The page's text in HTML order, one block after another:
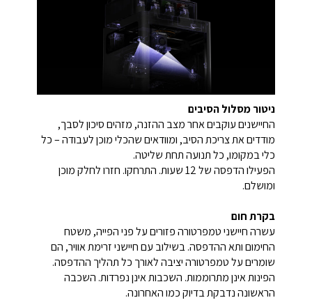
ניטור מסלול הסיבים
החיישנים עוקבים אחר מצב ההזנה, מזהים סיכון לסבך,
מודדים את צריכת הסיב, ומוודאים שהכלי מוכן לעבודה – כל
כלי במקומו, כל תנועה תחת שליטה.
הפעילו הדפסה של 12 שעות. התרחקו. חזרו לחלק מוכן
ומושלם.
בקרת חום
עשרה חיישני טמפרטורה פזורים על פני הפייה, משטח
החימום ותא ההדפסה. בשילוב עם חיישני זרימת אוויר, הם
שומרים על טמפרטורה יציבה לאורך כל תהליך ההדפסה.
הפינות אינן מתרוממות. השכבות אינן נפרדות. השכבה
הראשונה נדבקת בדיוק כמו האחרונה.